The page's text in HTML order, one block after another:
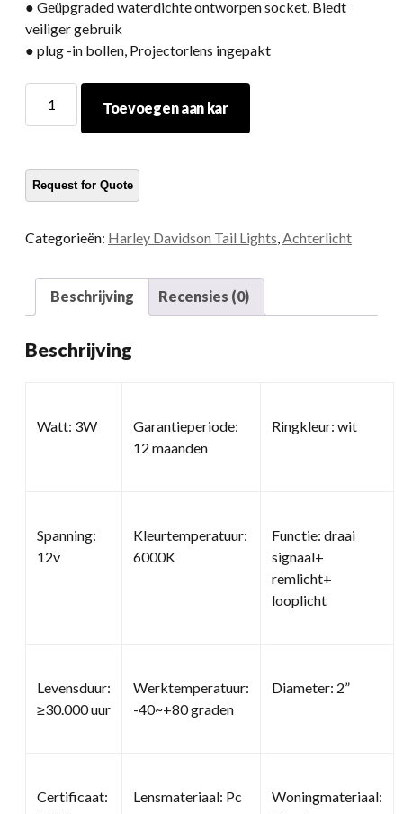
● Geüpgraded waterdichte ontworpen socket, Biedt
veiliger gebruik
● plug -in bollen, Projectorlens ingepakt
hoeveelheid
Toevoegen aan kar
Categorieën: Harley Davidson Tail Lights Achterlicht
Beschrijving Recensies (0)
Beschrijving
Watt: 3W
Garantieperiode:
12 maanden
Ringkleur: wit
Spanning:
12v
Kleurtemperatuur:
6000K
Functie: draai
signaal+
remlicht+
looplicht
Levensduur:
≥30.000 uur
Werktemperatuur:
-40~+80 graden
Diameter: 2”
Certificaat:
Lensmateriaal: Pc
Woningmateriaal: